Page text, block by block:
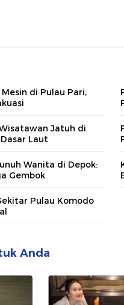
di Pulau Pari,
Jatuh di
Laut
Wanita di Depok:
Gembok
Pulau Komodo
Anda